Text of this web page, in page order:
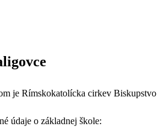
je Rímskokatolícka cirkev
údaje o základnej škole: